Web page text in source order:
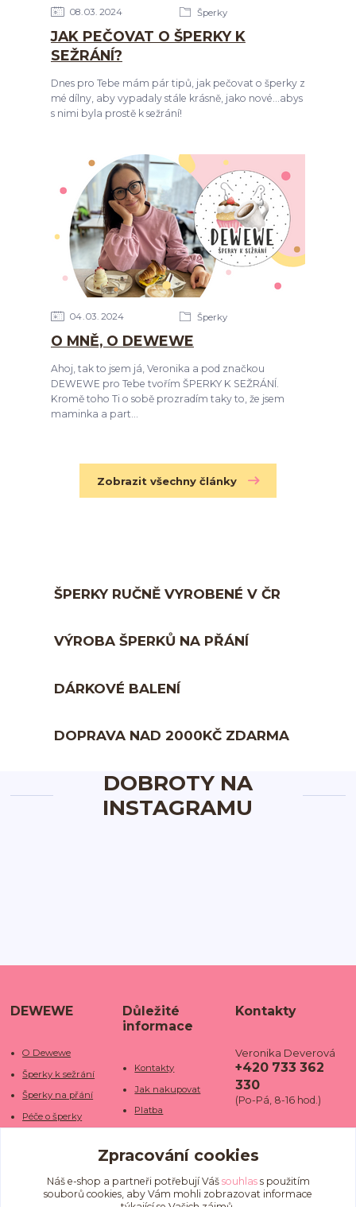
08 03 2024 Šperky
JAK PEČOVAT O ŠPERKY K
SEŽRÁNÍ?
Dnes pro Tebe mám pár tipů, jak pečovat o šperky z
mé dílny, aby vypadaly stále krásně, jako nové...abys
s nimi byla prostě k sežrání!
04 03 2024 Šperky
O MNĚ, O DEWEWE
Ahoj, tak to jsem já, Veronika a pod značkou
DEWEWE pro Tebe tvořím ŠPERKY K SEŽRÁNÍ.
Kromě toho Ti o sobě prozradím taky to, že jsem
maminka a part...
Zobrazit všechny články
ŠPERKY RUČNĚ VYROBENÉ V ČR
VÝROBA ŠPERKŮ NA PŘÁNÍ
DÁRKOVÉ BALENÍ
DOPRAVA NAD 2000KČ ZDARMA
DOBROTY NA
INSTAGRAMU
DEWEWE
O Dewewe
Šperky k sežrání
Šperky na přání
Péče o šperky
Kamenné obchody
Fotogalerie
Důležité
informace
Kontakty
Jak nakupovat
Platba
Doba dodání
Doprava
Obchodní podmínky
Kontakty
Veronika Deverová
+420 733 362
330
(Po-Pá, 8-16 hod.)
we.cz
Zpracování cookies
Náš e-shop a partneři potřebují Váš souhlass použitím
souborů cookies, aby Vám mohli zobrazovat informace